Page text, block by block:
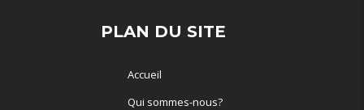
PLAN DU SITE
Accueil
Qui sommes-nous?